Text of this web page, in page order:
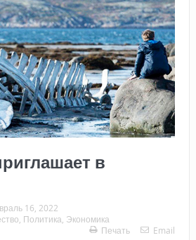
в
16, 2022
Политика Экономика
Печать
Email